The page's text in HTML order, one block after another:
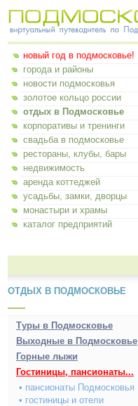
новый год в подмосковье!
города и районы
новости подмосковья
золотое кольцо россии
отдых в Подмосковье
корпоративы и тренинги
свадьба в подмосковье
рестораны, клубы, бары
недвижимость
аренда коттеджей
усадьбы, замки, дворцы
монастыри и храмы
каталог предприятий
ОТДЫХ В ПОДМОСКОВЬЕ
Туры в Подмосковье
Выходные в Подмосковье
Горные лыжи
Гостиницы, пансионаты...
• пансионаты Подмосковья
• гостиницы и отели